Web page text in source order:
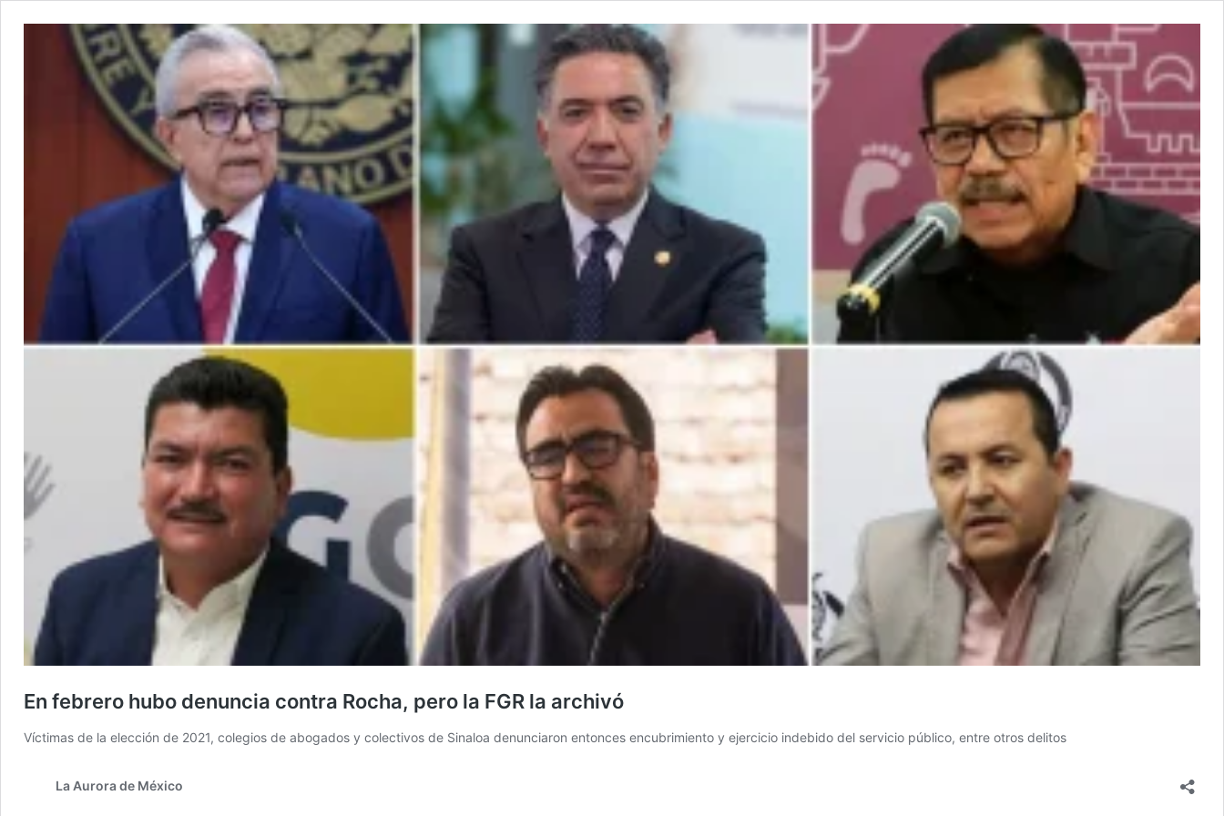
En febrero hubo denuncia contra Rocha, pero la FGR la archivó
Víctimas de la elección de 2021, colegios de abogados y colectivos de Sinaloa denunciaron entonces encubrimiento y ejercicio indebido del servicio público, entre otros delitos
La Aurora de México